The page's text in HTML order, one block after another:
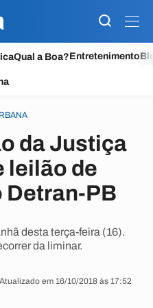
Qual a Boa?Entretenimento
da Justiça
leilão de
PB
desta terça-feira (16).
da liminar.
em 16/10/2018 às 17:52